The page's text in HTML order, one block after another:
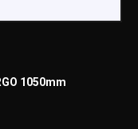
1050mm